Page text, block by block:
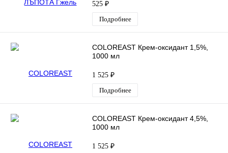
525 ₽
Подробнее
COLOREAST Крем-оксидант 1,5%,
1000 мл
1 525 ₽
Подробнее
COLOREAST Крем-оксидант 4,5%,
1000 мл
1 525 ₽